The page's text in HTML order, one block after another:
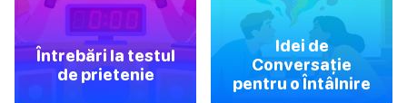
Întrebări la testul
de prietenie
Idei de
Conversație
pentru o Întâlnire